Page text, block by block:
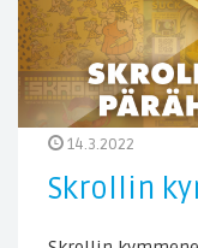
14.3.2022
Skrollin